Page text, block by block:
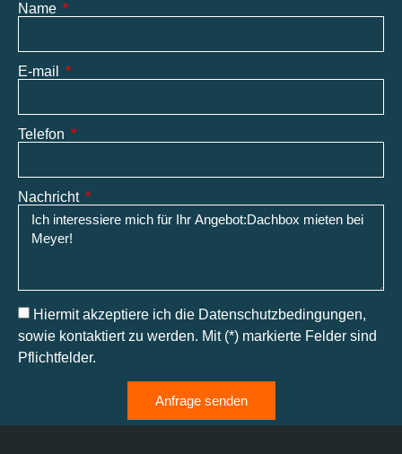
Name
E-mail
Telefon
Nachricht
Hiermit akzeptiere ich die Datenschutzbedingungen,
sowie kontaktiert zu werden. Mit (*) markierte Felder sind
Pflichtfelder.
Anfrage senden